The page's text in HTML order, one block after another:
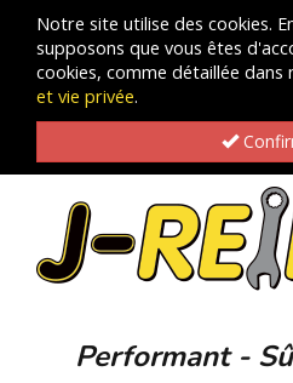
Notre site utilise des cookies.
supposons que vous êtes
cookies, comme détaillée dans
et vie privée.
Performant -